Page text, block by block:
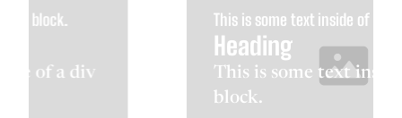
This is some text inside of a div block.
This is some text inside of a div